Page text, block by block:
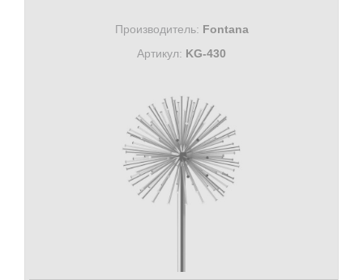
Производитель: Fontana
Артикул: KG-430